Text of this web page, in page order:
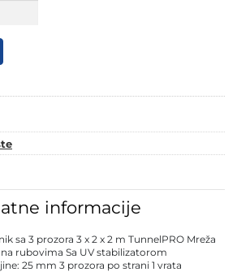
informacije
sa 3 prozora 3 x 2 x 2 m TunnelPRO Mreža
rubovima Sa UV stabilizatorom
25 mm 3 prozora po strani 1 vrata